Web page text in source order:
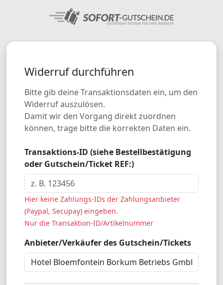
Widerruf durchführen
Bitte gib deine Transaktionsdaten ein, um den
Widerruf auszulösen.
Damit wir den Vorgang direkt zuordnen
können, trage bitte die korrekten Daten ein.
Transaktions-ID (siehe Bestellbestätigung
oder Gutschein/Ticket REF:)
Hier keine Zahlungs-IDs der Zahlungsanbieter
(Paypal, Secupay) eingeben.
Nur die Transaktion-ID/Artikelnummer
Anbieter/Verkäufer des Gutschein/Tickets